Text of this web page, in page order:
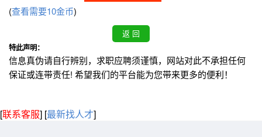
(查看需要10金币)
特此声明：
信息真伪请自行辨别，求职应聘须谨慎，网站对此不承担任何
保证或连带责任! 希望我们的平台能为您带来更多的便利！
[联系客服] [最新找人才]